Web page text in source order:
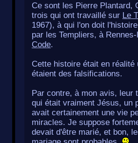
Ce sont les Pierre Plantard,
trois qui ont travaillé sur Le
1967), à qui l'on doit
par les Templiers, à
Code.
Cette histoire était en
étaient des falsifications.
Par contre, à mon avis, leur
qui était vraiment Jésus, un
avait certainement une vie
miracles. Je suppose
devait d'être marié, et bon,